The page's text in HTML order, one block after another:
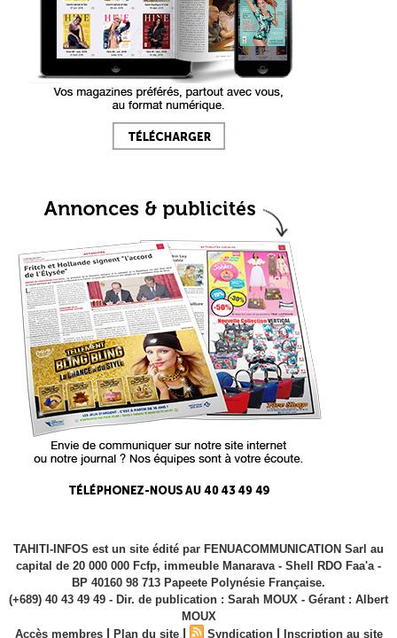
TAHITI-INFOS est un site édité par FENUACOMMUNICATION Sarl au
capital de 20 000 000 Fcfp, immeuble Manarava - Shell RDO Faa'a -
BP 40160 98 713 Papeete Polynésie Française.
(+689) 40 43 49 49 - Dir. de publication : Sarah MOUX - Gérant : Albert
MOUX
Accès membres | Plan du site | Syndication | Inscription au site